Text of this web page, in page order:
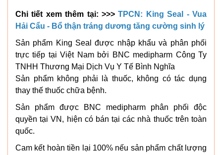
Chi tiết xem thêm tại: >>>TPCN: King Seal - Vua
Hải Cẩu - Bổ thận tráng dương tăng cường sinh lý
Sản phẩm King Seal được nhập khẩu và phân phối
trực tiếp tại Việt Nam bởi BNC medipharm Công Ty
TNHH Thương Mại Dịch Vụ Y Tế Bình Nghĩa
Sản phẩm không phải là thuốc, không có tác dụng
thay thế thuốc chữa bệnh.
Sản phẩm được BNC medipharm phân phối độc
quyền tại VN, hiện có bán tại các nhà thuốc trên toàn
quốc.
Cam kết hoàn tiền lại 100% nếu sản phẩm chất lượng